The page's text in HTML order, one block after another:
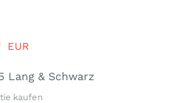
EUR
Lang & Schwarz
kaufen